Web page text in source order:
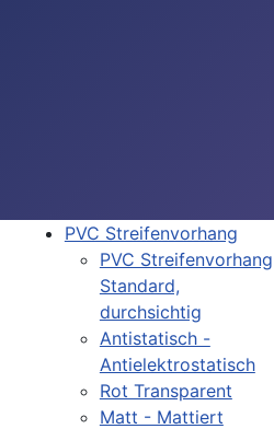
PVC Streifenvorhang
PVC Streifenvorhang
Standard,
durchsichtig
Antistatisch -
Antielektrostatisch
Rot Transparent
Matt - Mattiert